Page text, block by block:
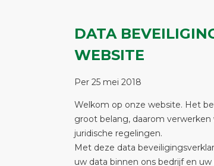
DATA
WEBSITE
Per 25 mei 2018
Welkom op onze website. Het
groot belang, daarom verwerken
juridische regelingen.
Met deze data
uw data binnen ons bedrijf en uw